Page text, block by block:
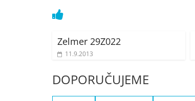
notebooky,
mobilní
kávovary,
bazény
Zelmer 29Z022
11.9.2013
DOPORUČUJEME